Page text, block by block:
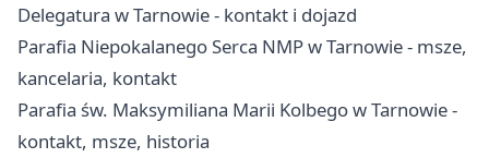
Delegatura w Tarnowie - kontakt i dojazd
Parafia Niepokalanego Serca NMP w Tarnowie - msze,
kancelaria, kontakt
Parafia św. Maksymiliana Marii Kolbego w Tarnowie -
kontakt, msze, historia